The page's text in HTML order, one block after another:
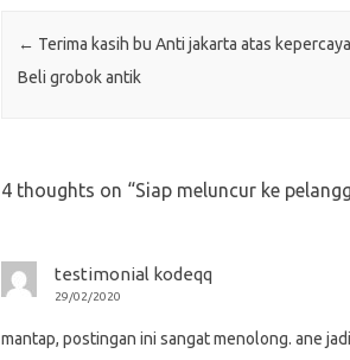
Post navigation
← Terima kasih bu Anti jakarta atas
Beli grobok antik
4 thoughts on “Siap meluncur ke
testimonial kodeqq
29/02/2020
mantap, postingan ini sangat menolong. ane